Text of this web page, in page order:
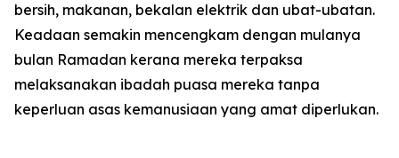
bersih, makanan, bekalan elektrik dan ubat-ubatan.
Keadaan semakin mencengkam dengan mulanya
bulan Ramadan kerana mereka terpaksa
melaksanakan ibadah puasa mereka tanpa
keperluan asas kemanusiaan yang amat diperlukan.